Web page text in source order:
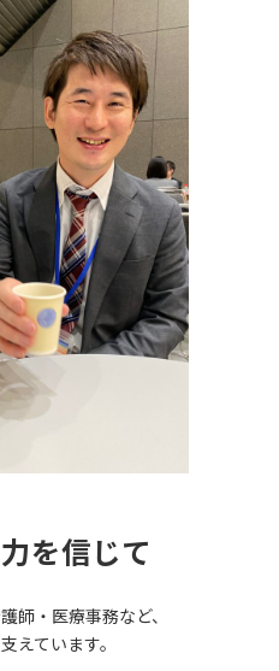
を信じて
師・医療事務など、
えています。